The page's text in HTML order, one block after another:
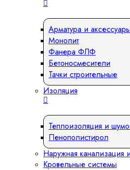
Арматура и аксессуары
Монолит
Фанера ФЛФ
Бетоносмесители
Тачки строительные
Изоляция
Теплоизоляция и
Пенополистирол
Наружная канализация
Кровельные системы